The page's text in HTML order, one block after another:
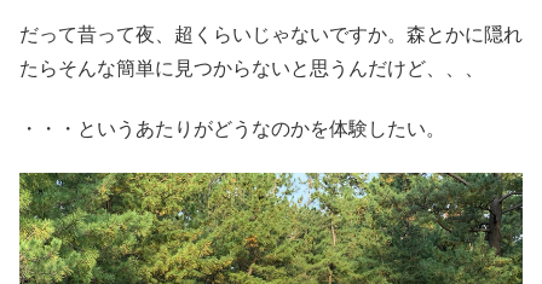
だって昔って夜、超くらいじゃないですか。森とかに隠れ
たらそんな簡単に見つからないと思うんだけど、、、
・・・というあたりがどうなのかを体験したい。